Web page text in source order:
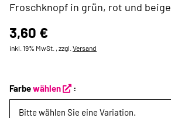
Froschknopf in grün, rot und beige
3,60 €
inkl. 19% MwSt. , zzgl. Versand
Farbewählen :
Bitte wählen Sie eine Variation.